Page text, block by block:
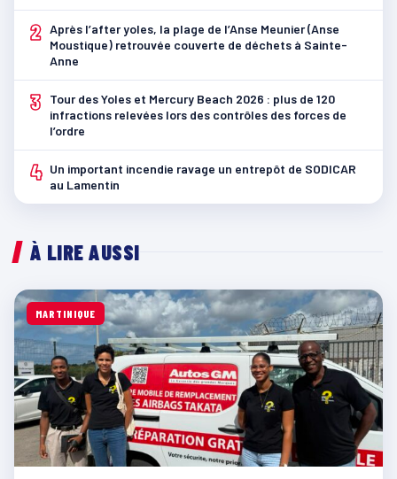
2 Après l’after yoles, la plage de l’Anse Meunier (Anse
Moustique) retrouvée couverte de déchets à Sainte-
Anne
3
Tour des Yoles et Mercury Beach 2026 : plus de 120
infractions relevées lors des contrôles des forces de
l’ordre
4 Un important incendie ravage un entrepôt de SODICAR
au Lamentin
À LIRE AUSSI
MARTINIQUE